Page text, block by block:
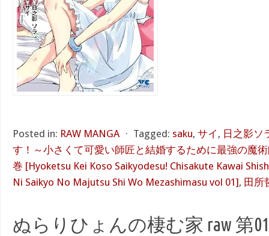
Posted in: RAW MANGA ⋅ Tagged: saku, サイ , 日之影ソ
す！～小さくて可愛い師匠と結婚するために最強の魔
巻 [Hyoketsu Kei Koso Saikyodesu! Chisakute Kawai
Ni Saikyo No Majutsu Shi Wo Mezashimasu vol 01], 田所
ぬらりひょんの棲む家 raw 第